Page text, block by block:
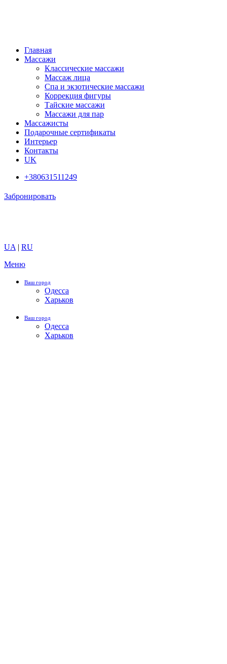
Главная
Массажи
Классические массажи
Массаж лица
Спа и экзотические массажи
Коррекция фигуры
Тайские массажи
Массажи для пар
Массажисты
Подарочные сертификаты
Интерьер
Контакты
UK
+380631511249
Забронировать
UA | RU
Меню
Ваш город
Одесса
Харьков
Ваш город
Одесса
Харьков